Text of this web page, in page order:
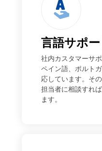
言語サポー
社内カスタマーサ
ペイン語、ポルト
応しています。そ
担当者に相談すれ
ます。